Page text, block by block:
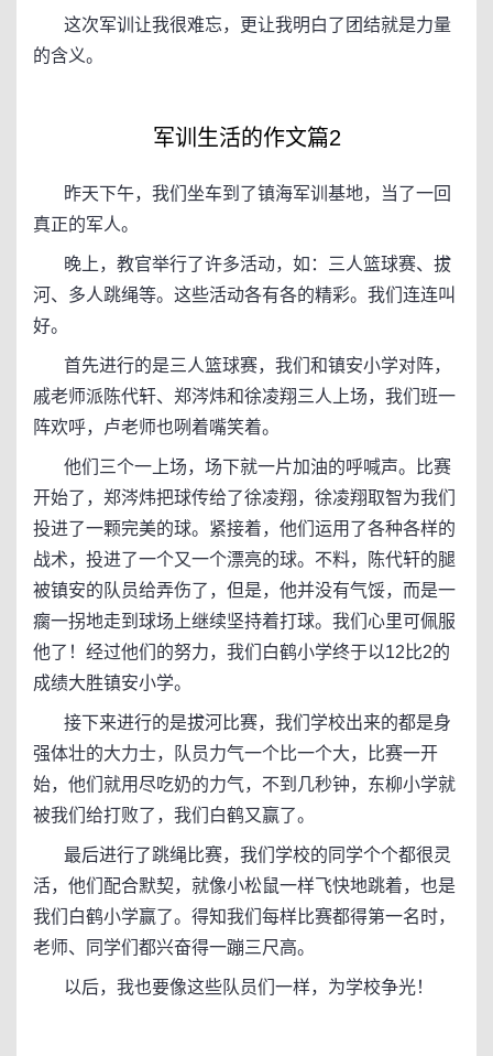
这次军训让我很难忘，更让我明白了团结就是力量
的含义。
军训生活的作文篇2
昨天下午，我们坐车到了镇海军训基地，当了一回
真正的军人。
晚上，教官举行了许多活动，如：三人篮球赛、拔
河、多人跳绳等。这些活动各有各的精彩。我们连连叫
好。
首先进行的是三人篮球赛，我们和镇安小学对阵，
戚老师派陈代轩、郑涔炜和徐凌翔三人上场，我们班一
阵欢呼，卢老师也咧着嘴笑着。
他们三个一上场，场下就一片加油的呼喊声。比赛
开始了，郑涔炜把球传给了徐凌翔，徐凌翔取智为我们
投进了一颗完美的球。紧接着，他们运用了各种各样的
战术，投进了一个又一个漂亮的球。不料，陈代轩的腿
被镇安的队员给弄伤了，但是，他并没有气馁，而是一
瘸一拐地走到球场上继续坚持着打球。我们心里可佩服
他了！经过他们的努力，我们白鹤小学终于以12比2的
成绩大胜镇安小学。
接下来进行的是拔河比赛，我们学校出来的都是身
强体壮的大力士，队员力气一个比一个大，比赛一开
始，他们就用尽吃奶的力气，不到几秒钟，东柳小学就
被我们给打败了，我们白鹤又赢了。
最后进行了跳绳比赛，我们学校的同学个个都很灵
活，他们配合默契，就像小松鼠一样飞快地跳着，也是
我们白鹤小学赢了。得知我们每样比赛都得第一名时，
老师、同学们都兴奋得一蹦三尺高。
以后，我也要像这些队员们一样，为学校争光！